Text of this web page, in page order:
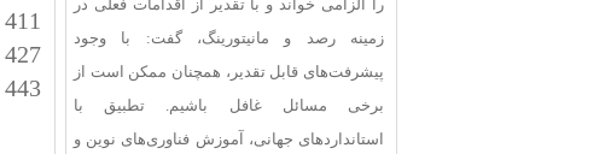
را الزامی خواند و با تقدیر از اقدامات فعلی در
زمینه رصد و مانیتورینگ، گفت: با وجود
پیشرفت‌های قابل‌ تقدیر، همچنان ممکن است از
برخی مسائل غافل باشیم. تطبیق با
استانداردهای جهانی، آموزش فناوری‌های نوین و
411
427
443